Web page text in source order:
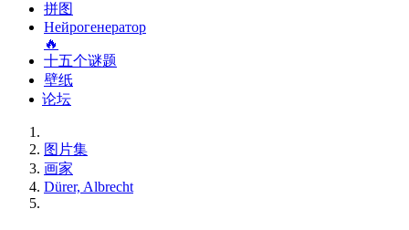
拼图
Нейрогенератор
🔥
十五个谜题
壁纸
论坛
图片集
画家
Dürer, Albrecht